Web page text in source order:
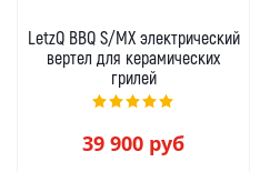
LetzQ BBQ S/MX электрический
вертел для керамических
грилей
39 900 руб